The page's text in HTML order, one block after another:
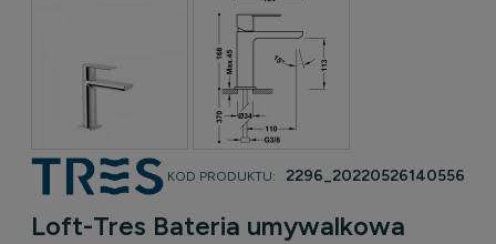
KOD PRODUKTU: 2296_20220526140556
Loft-Tres Bateria umywalkowa